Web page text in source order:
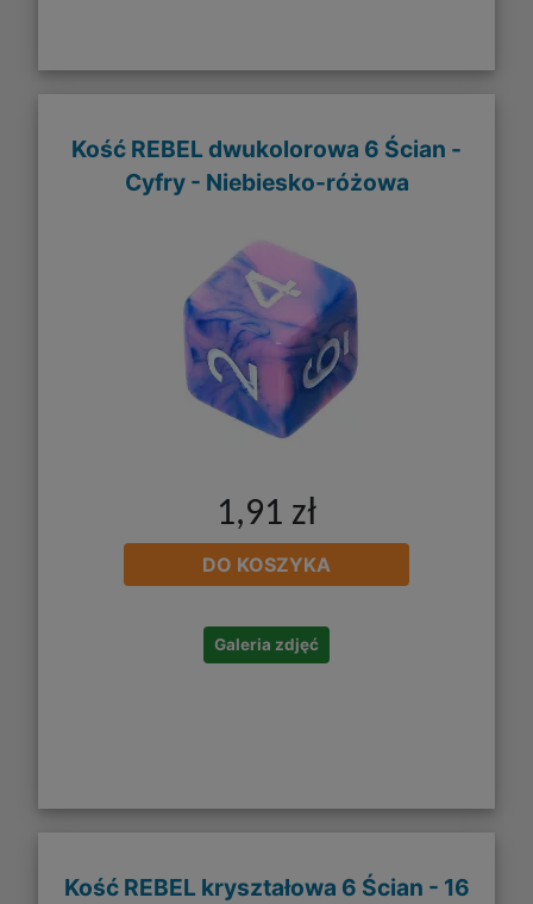
Kość REBEL dwukolorowa 6 Ścian -
Cyfry - Niebiesko-różowa
1,91 zł
DO KOSZYKA
Galeria zdjęć
Kość REBEL kryształowa 6 Ścian - 16